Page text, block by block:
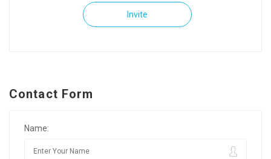
Invite
Contact Form
Name: